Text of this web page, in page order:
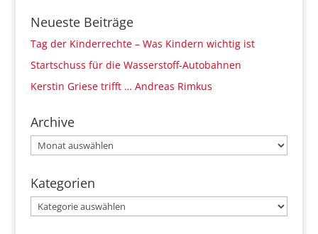
Neueste Beiträge
Tag der Kinderrechte – Was Kindern wichtig ist
Startschuss für die Wasserstoff-Autobahnen
Kerstin Griese trifft … Andreas Rimkus
Archive
Archive
Kategorien
Kategorien